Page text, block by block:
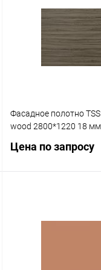
Фасадное полотно
wood 2800*1220 18 мм
Цена по запросу